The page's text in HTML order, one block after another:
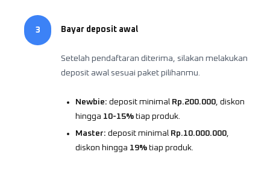
3 Bayar deposit awal
Setelah pendaftaran diterima, silakan melakukan
deposit awal sesuai paket pilihanmu.
Newbie: deposit minimal Rp.200.000, diskon
hingga 10-15% tiap produk.
Master: deposit minimal Rp.10.000.000,
diskon hingga 19% tiap produk.